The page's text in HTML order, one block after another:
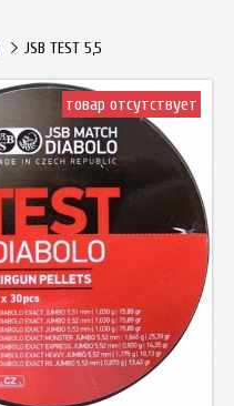
JSB TEST 5,5
товар отсутствует